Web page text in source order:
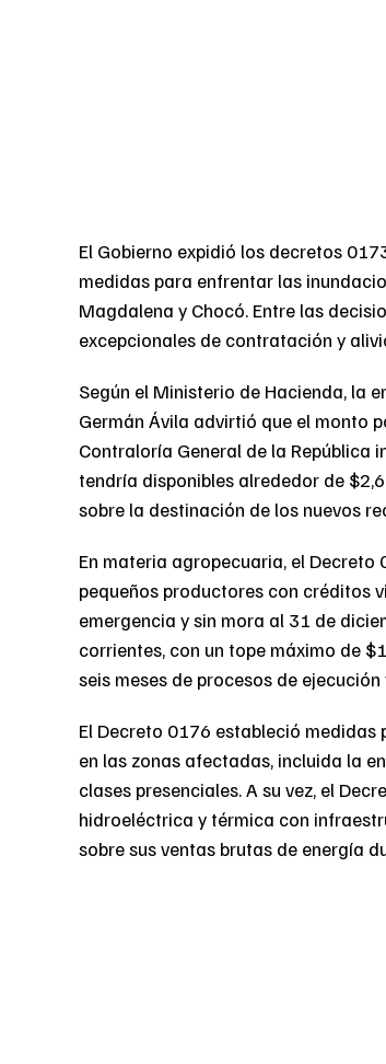
El Gobierno expidió los decretos
medidas para enfrentar las
Magdalena y Chocó. Entre las
excepcionales de contratación y
Según el Ministerio de Hacienda, la
Germán Ávila advirtió que el monto
Contraloría General de la República
tendría disponibles alrededor de
sobre la destinación de los nuevos
En materia agropecuaria, el
pequeños productores con créditos
emergencia y sin mora al 31 de
corrientes, con un tope máximo de
seis meses de procesos de
El Decreto 0176 estableció
en las zonas afectadas, incluida la
clases presenciales. A su vez, el
hidroeléctrica y térmica con
sobre sus ventas brutas de energía